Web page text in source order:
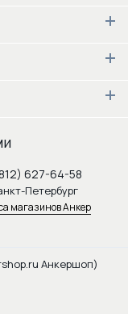
627-64-58
Петербург
магазинов Анкер
Анкершоп)